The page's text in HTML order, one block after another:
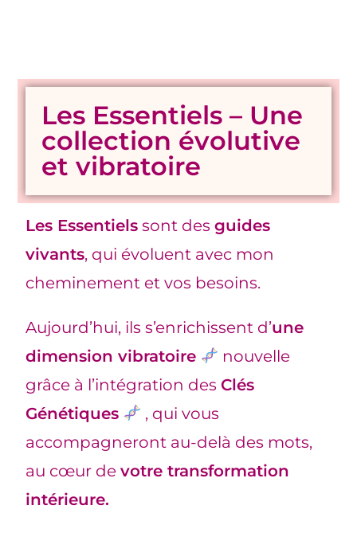
Les Essentiels – Une
collection évolutive
et vibratoire
Les Essentiels sont desguides
vivants, qui évoluent avec mon
cheminement et vos besoins.
Aujourd’hui, ils s’enrichissent d’une
dimension vibratoire
nouvelle
grâce à l’intégration des Clés
Génétiques
, qui vous
accompagneront au-delà des mots,
au cœur devotre transformation
intérieure.